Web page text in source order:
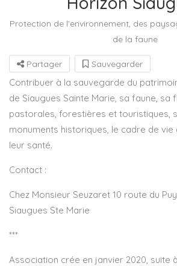
Protection de l'environnement, des
de la faune
Partager Sauvegarder
Contribuer à la sauvegarde du
de Siaugues Sainte Marie, sa faune, sa
pastorales, forestières et touristiques,
monuments historiques, le cadre de
leur santé.
Contact :
Chez Monsieur Seuzaret 10 route du
Siaugues Ste Marie
***
Association crée en janvier 2020, suite à